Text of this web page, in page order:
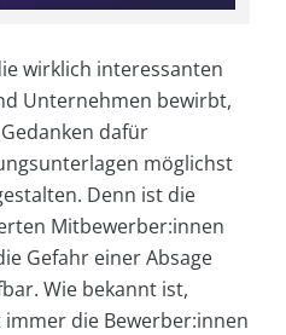
wirklich interessanten
Unternehmen bewirbt,
dafür
möglichst
Denn ist die
Mitbewerber:innen
Gefahr einer Absage
Wie bekannt ist,
die Bewerber:innen